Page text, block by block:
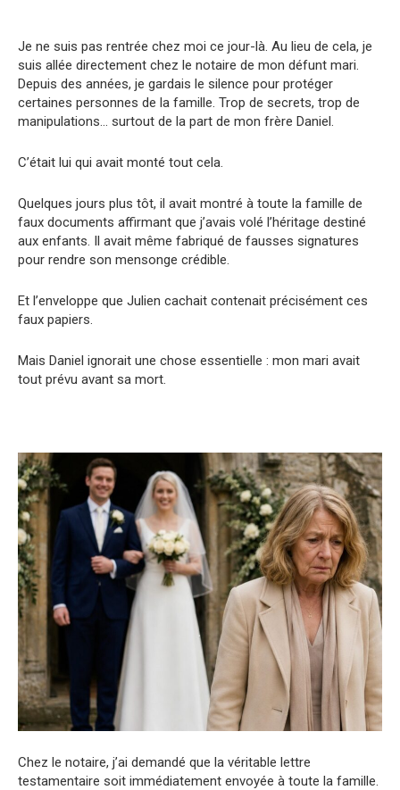
Je ne suis pas rentrée chez moi ce jour-là. Au lieu de cela, je
suis allée directement chez le notaire de mon défunt mari.
Depuis des années, je gardais le silence pour protéger
certaines personnes de la famille. Trop de secrets, trop de
manipulations… surtout de la part de mon frère Daniel.
C’était lui qui avait monté tout cela.
Quelques jours plus tôt, il avait montré à toute la famille de
faux documents affirmant que j’avais volé l’héritage destiné
aux enfants. Il avait même fabriqué de fausses signatures
pour rendre son mensonge crédible.
Et l’enveloppe que Julien cachait contenait précisément ces
faux papiers.
Mais Daniel ignorait une chose essentielle : mon mari avait
tout prévu avant sa mort.
Chez le notaire, j’ai demandé que la véritable lettre
testamentaire soit immédiatement envoyée à toute la famille.